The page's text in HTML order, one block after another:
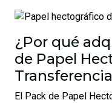
¿Por qué
de Papel
El Pack de Papel